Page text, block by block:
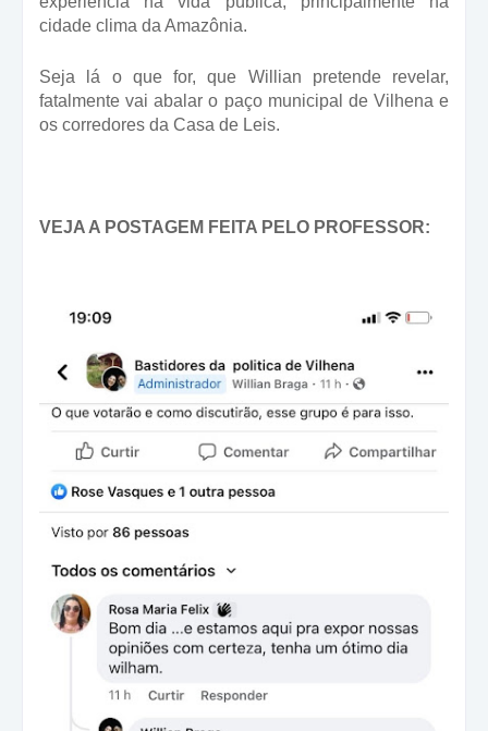
cidade clima da Amazônia.
Seja lá o que for, que Willian pretende revelar,
fatalmente vai abalar o paço municipal de Vilhena e
os corredores da Casa de Leis.
VEJA A POSTAGEM FEITA PELO PROFESSOR: